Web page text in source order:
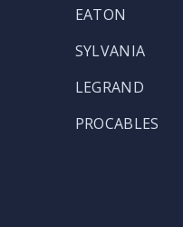
EATON
SYLVANIA
LEGRAND
PROCABLES